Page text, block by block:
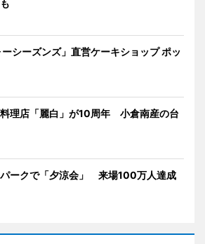
シーズンズ」直営ケーキショップ ポッ
理店「麗白」が10周年 小倉南産の台
ークで「夕涼会」 来場100万人達成